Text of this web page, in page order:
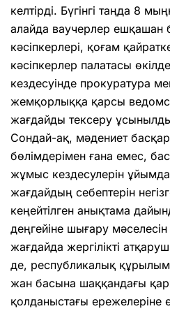
келтірді. Бүгінгі таңда 8
алайда ваучерлер ешқашан
кәсіпкерлері, қоғам
кәсіпкерлер палатасы
кездесуінде прокуратура
жемқорлыққа қарсы
жағдайды тексеру
Сондай-ақ, мәдениет
бөлімдерімен ғана емес,
жұмыс кездесулерін
жағдайдың себептерін
кеңейтілген анықтама
деңгейіне шығару
жағдайда жергілікті
де, республикалық
жан басына шаққандағы
қолданыстағы ережелеріне